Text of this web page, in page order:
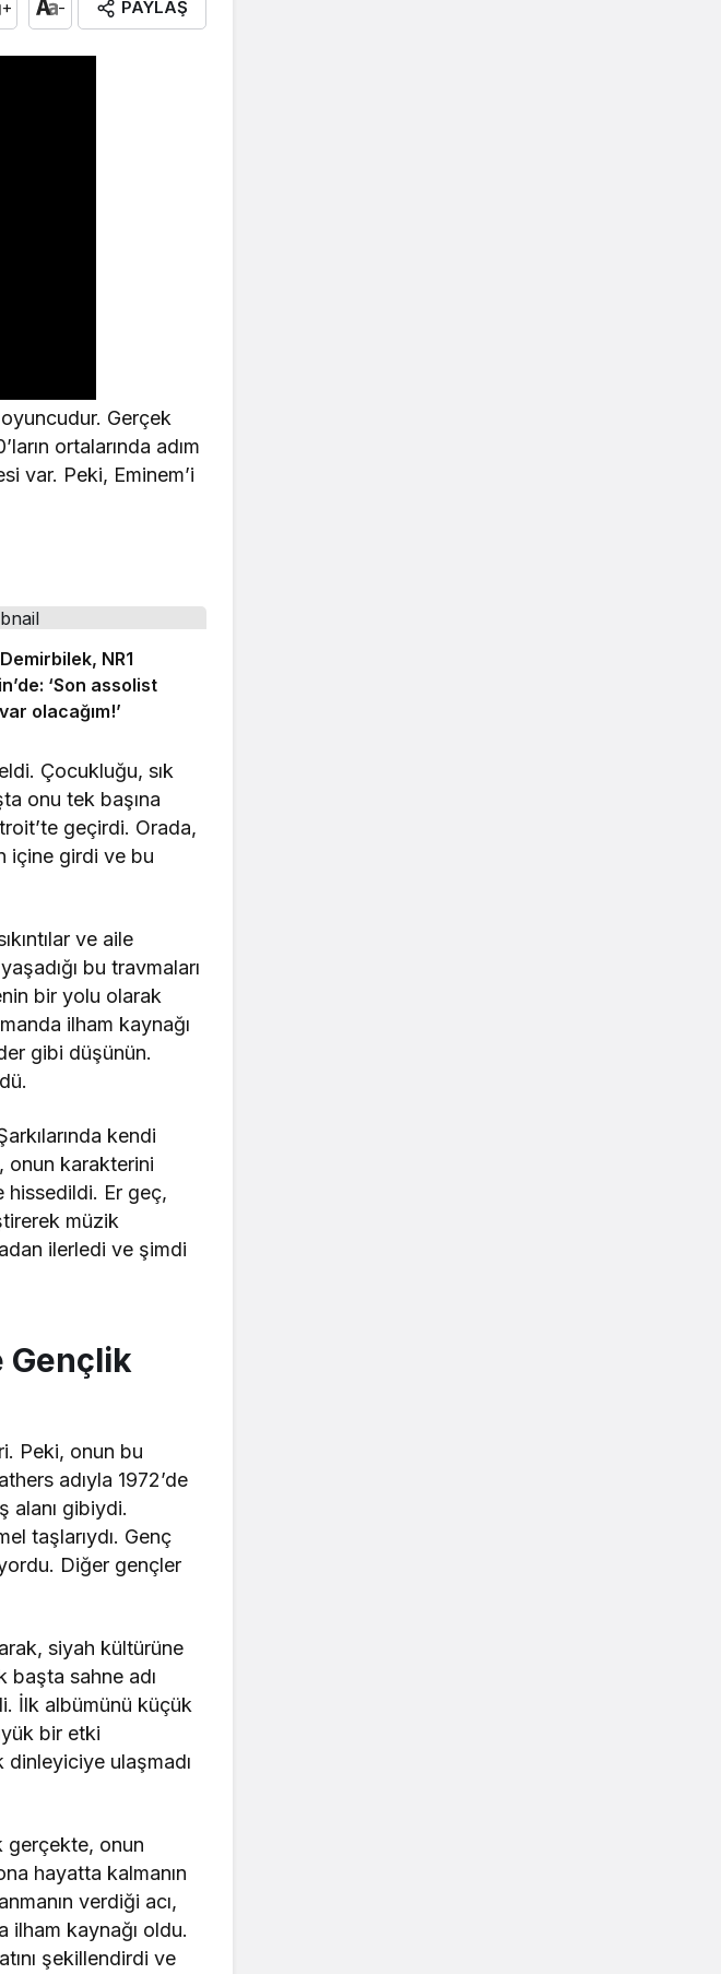
+ - PAYLAŞ
Gerçek
ortalarında adım
var. Peki, Eminem’i
NR1
‘Son assolist
olacağım!’
Çocukluğu, sık
onu tek başına
geçirdi. Orada,
içine girdi ve bu
ve aile
bu travmaları
bir yolu olarak
ilham kaynağı
gibi düşünün.
kendi
onun karakterini
Er geç,
müzik
ilerledi ve şimdi
Gençlik
Peki, onun bu
adıyla 1972’de
alanı gibiydi.
taşlarıydı. Genç
Diğer gençler
siyah kültürüne
başta sahne adı
İlk albümünü küçük
bir etki
dinleyiciye ulaşmadı
gerçekte, onun
hayatta kalmanın
verdiği acı,
ilham kaynağı oldu.
şekillendirdi ve